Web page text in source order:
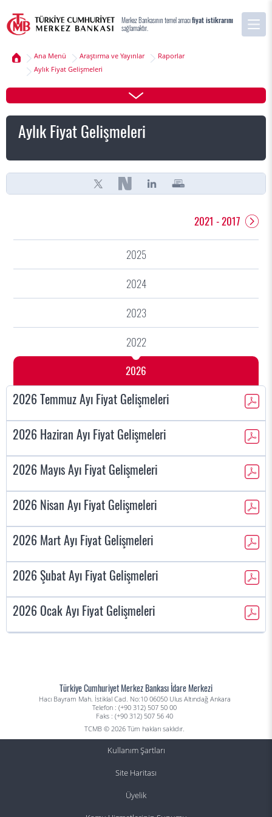
Merkez Bankasının temel amacıfiyat istikrarını
sağlamaktır.
Ana Menü Araştırma ve Yayınlar
Raporlar
Aylık Fiyat Gelişmeleri
Aylık Fiyat Gelişmeleri
2026
2025
2024
2023
2022
2021 - 2017
2026 Temmuz Ayı Fiyat Gelişmeleri
2026 Haziran Ayı Fiyat Gelişmeleri
2026 Mayıs Ayı Fiyat Gelişmeleri
2026 Nisan Ayı Fiyat Gelişmeleri
2026 Mart Ayı Fiyat Gelişmeleri
2026 Şubat Ayı Fiyat Gelişmeleri
2026 Ocak Ayı Fiyat Gelişmeleri
Türkiye Cumhuriyet Merkez Bankası İdare Merkezi
Hacı Bayram Mah. İstiklal Cad. No:10 06050 Ulus Altındağ Ankara
Telefon : (+90 312) 507 50 00
Faks : (+90 312) 507 56 40
TCMB © 2026 Tüm hakları saklıdır.
Kullanım Şartları
Site Haritası
Üyelik